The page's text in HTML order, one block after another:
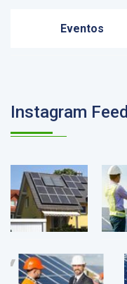
Eventos
Instagram Feed